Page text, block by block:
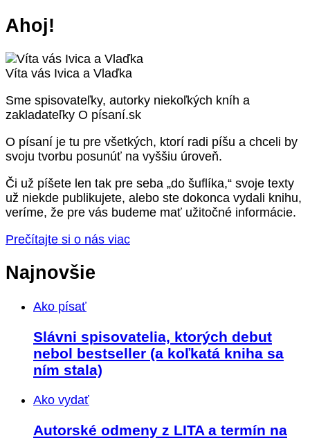
Ahoj!
Víta vás Ivica a Vlaďka
Sme spisovateľky, autorky niekoľkých kníh a
zakladateľky O písaní.sk
O písaní je tu pre všetkých, ktorí radi píšu a chceli by
svoju tvorbu posunúť na vyššiu úroveň.
Či už píšete len tak pre seba „do šuflíka,“ svoje texty
už niekde publikujete, alebo ste dokonca vydali knihu,
veríme, že pre vás budeme mať užitočné informácie.
Prečítajte si o nás viac
Najnovšie
Ako písať
Slávni spisovatelia, ktorých debut
nebol bestseller (a koľkatá kniha sa
ním stala)
Ako vydať
Autorské odmeny z LITA a termín na